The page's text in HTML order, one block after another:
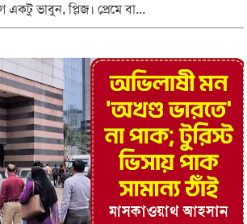
ভাবুন, প্লিজ। প্রেমে বা...